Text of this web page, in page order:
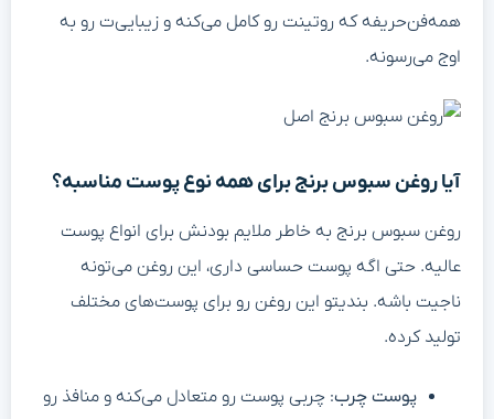
همه‌فن‌حریفه که روتینت رو کامل می‌کنه و زیبایی‌ت رو به
اوج می‌رسونه.
آیا روغن سبوس برنج برای همه نوع پوست مناسبه؟
روغن سبوس برنج به خاطر ملایم بودنش برای انواع پوست
عالیه. حتی اگه پوست حساسی داری، این روغن می‌تونه
ناجیت باشه. بندیتو این روغن رو برای پوست‌های مختلف
تولید کرده.
پوست چرب: چربی پوست رو متعادل می‌کنه و منافذ رو